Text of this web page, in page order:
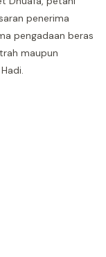
penerima
pengadaan beras
maupun